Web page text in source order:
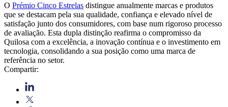
O Prémio Cinco Estrelas distingue anualmente marcas e produtos
que se destacam pela sua qualidade, confiança e elevado nível de
satisfação junto dos consumidores, com base num rigoroso processo
de avaliação. Esta dupla distinção reafirma o compromisso da
Quilosa com a excelência, a inovação contínua e o investimento em
tecnologia, consolidando a sua posição como uma marca de
referência no setor.
Compartir: